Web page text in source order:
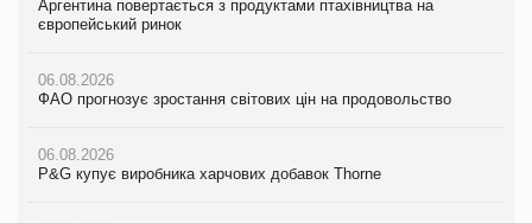
Аргентина повертається з продуктами птахівництва на
європейський ринок
06.08.2026
ФАО прогнозує зростання світових цін на продовольство
06.08.2026
P&G купує виробника харчових добавок Thorne
Мережа супермаркетів VARUS купує мережу магазинів
формату convenience store КОЛО: об’єднана компанія
05.08.2026
Аргентина повертається з продуктами птахівництва на
європейський ринок
06.08.2026
ФАО прогнозує зростання світових цін на продовольство
06.08.2026
P&G купує виробника харчових добавок Thorne